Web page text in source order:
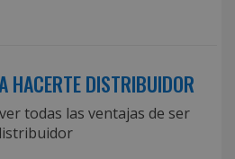
HACERTE DISTRIBUIDOR
todas las ventajas de ser